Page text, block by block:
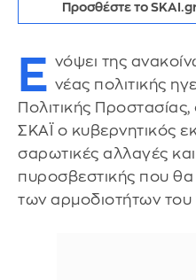
Προσθέστε το
Ε νόψει της
νέας πολιτικής
Πολιτικής
ΣΚΑΪ ο κυβερνητικός
σαρωτικές αλλαγές
πυροσβεστικής που
των αρμοδιοτήτων